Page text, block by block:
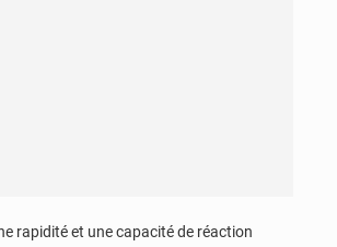
rapidité et une capacité de réaction